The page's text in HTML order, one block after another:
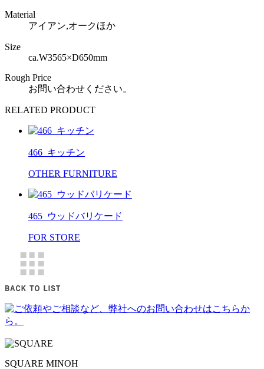
Material
アイアン,オークほか
Size
ca.W3565×D650mm
Rough Price
お問い合わせください。
RELATED PRODUCT
466_キッチン
OTHER FURNITURE
465_ウッドバリケード
FOR STORE
SQUARE MINOH